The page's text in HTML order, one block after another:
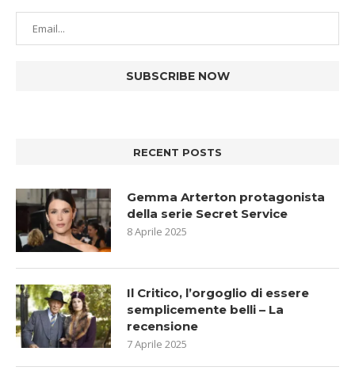
RECENT POSTS
Gemma Arterton protagonista
della serie Secret Service
8 Aprile 2025
Il Critico, l’orgoglio di essere
semplicemente belli – La
recensione
7 Aprile 2025